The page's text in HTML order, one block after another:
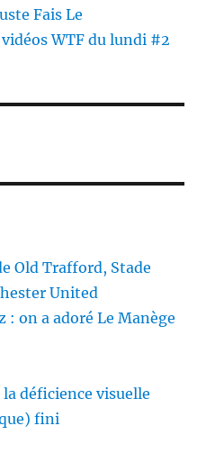
Fais Le
vidéos WTF du lundi #2
Old Trafford, Stade
United
: on a adoré Le Manège
déficience visuelle
fini